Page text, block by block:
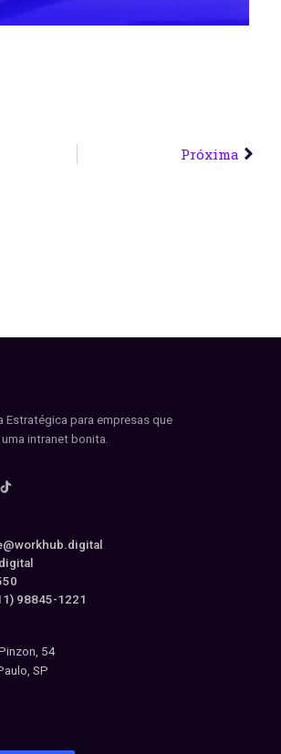
Próxima
Estratégica para empresas que
intranet bonita.
98845-1221
54
SP